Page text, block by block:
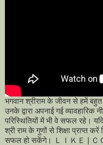
भगवान श्रीराम के जीवन से हमें
उनके द्वारा अपनाई गई व्यावहारिक
परिस्थितियों में भी वे सफल रहे।
श्री राम के गुणों से शिक्षा प्राप्त
सफल हो सकेंगे। ＬＩＫＥ | Ｃ